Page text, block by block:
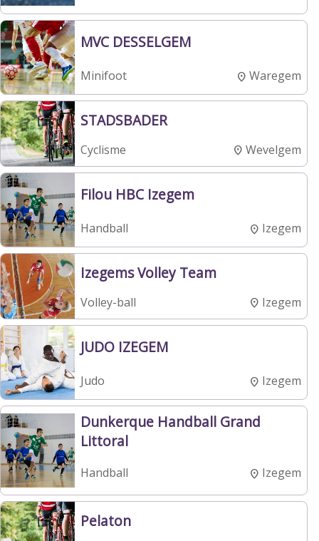
MVC DESSELGEM
Minifoot Waregem
STADSBADER
Cyclisme Wevelgem
Filou HBC Izegem
Handball Izegem
Izegems Volley Team
Volley-ball Izegem
JUDO IZEGEM
Judo Izegem
Dunkerque Handball Grand
Littoral
Handball Izegem
Pelaton